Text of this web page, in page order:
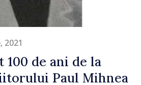
2021
de ani de la
Paul Mihnea